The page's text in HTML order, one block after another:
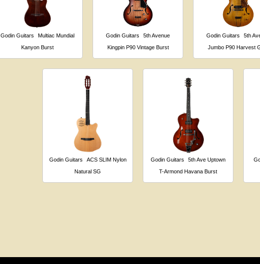
Godin Guitars
Multiac Mundial
Kanyon Burst
Godin Guitars
5th Avenue
Kingpin P90 Vintage Burst
Godin Guitars
5th
Jumbo P90 Harvest
Godin Guitars
ACS SLIM Nylon
Natural SG
Godin Guitars
5th Ave Uptown
T-Armond Havana Burst